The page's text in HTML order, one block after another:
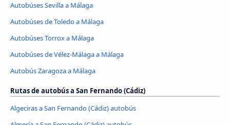
Autobúses Sevilla a Málaga
Autobúses de Toledo a Málaga
Autobúses Torrox a Málaga
Autobúses de Vélez-Málaga a Málaga
Autobús Zaragoza a Málaga
Rutas de autobús a San Fernando (Cádiz)
Algeciras a San Fernando (Cádiz) autobús